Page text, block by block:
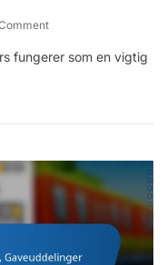
On
Mønter:
Gameplay,
Faldgruber
fungerer som en vigtig